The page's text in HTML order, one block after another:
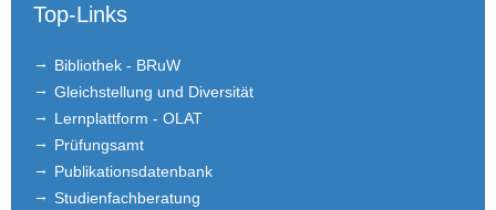
Top-Links
Bibliothek - BRuW
Gleichstellung und Diversität
Lernplattform - OLAT
Prüfungsamt
Publikationsdatenbank
Studienfachberatung